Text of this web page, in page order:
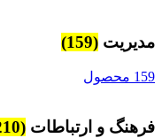
مديريت (159)
159 محصول
فرهنگ و ارتباطات (210)